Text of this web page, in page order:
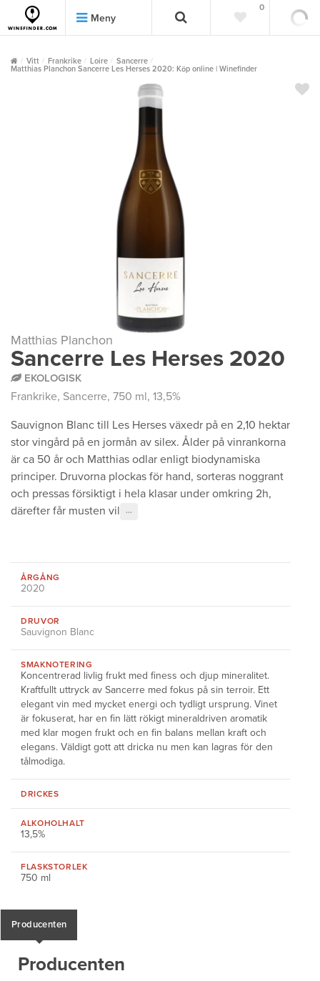
Meny
0
Vitt Frankrike Loire
Sancerre
Matthias Planchon Sancerre Les Herses 2020: Köp online | Winefinder
Matthias Planchon
Sancerre Les Herses 2020
EKOLOGISK
Frankrike, Sancerre, 750 ml, 13,5%
Sauvignon Blanc till Les Herses växedr på en 2,10 hektar
stor vingård på en jormån av silex. Ålder på vinrankorna
är ca 50 år och Matthias odlar enligt biodynamiska
principer. Druvorna plockas för hand, sorteras noggrant
och pressas försiktigt i hela klasar under omkring 2h,
därefter får musten vil
···
ÅRGÅNG
2020
DRUVOR
Sauvignon Blanc
SMAKNOTERING
Koncentrerad livlig frukt med finess och djup mineralitet.
Kraftfullt uttryck av Sancerre med fokus på sin terroir. Ett
elegant vin med mycket energi och tydligt ursprung. Vinet
är fokuserat, har en fin lätt rökigt mineraldriven aromatik
med klar mogen frukt och en fin balans mellan kraft och
elegans. Väldigt gott att dricka nu men kan lagras för den
tålmodiga.
DRICKES
ALKOHOLHALT
13,5%
FLASKSTORLEK
750 ml
Producenten
Producenten
""